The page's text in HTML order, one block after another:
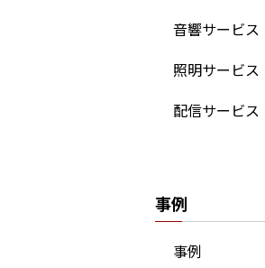
音響サービス
照明サービス
配信サービス
事例
事例